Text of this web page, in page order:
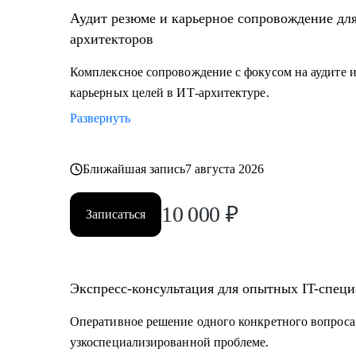
Аудит резюме и карьерное сопровождение
архитекторов
Комплексное сопровождение с фокусом на аудите
карьерных целей в ИТ-архитектуре.
Развернуть
Ближайшая запись7 августа 2026
Записаться 10 000 ₽
Экспресс-консультация для опытных IT-
Оперативное решение одного конкретного
узкоспециализированной проблеме.